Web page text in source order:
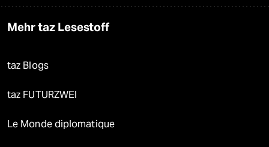
Mehr taz Lesestoff
taz Blogs
taz FUTURZWEI
Le Monde diplomatique